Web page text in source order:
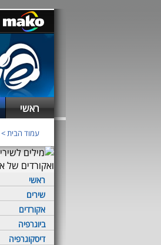
ראשי
עמוד הבית>
ראשי
שירים
אקורדים
ביוגרפיה
דיסקוגרפיה